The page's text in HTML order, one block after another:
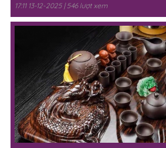
17:11 13-12-2025 | 546 lượt xem